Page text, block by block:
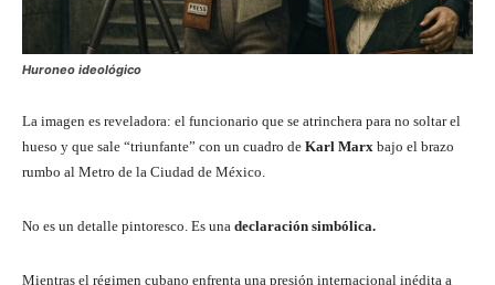
Huroneo ideológico
La imagen es reveladora: el funcionario que se atrinchera para no soltar el
hueso y que sale “triunfante” con un cuadro de Karl Marx bajo el brazo
rumbo al Metro de la Ciudad de México.
No es un detalle pintoresco. Es una declaración simbólica.
Mientras el régimen cubano enfrenta una presión internacional inédita a